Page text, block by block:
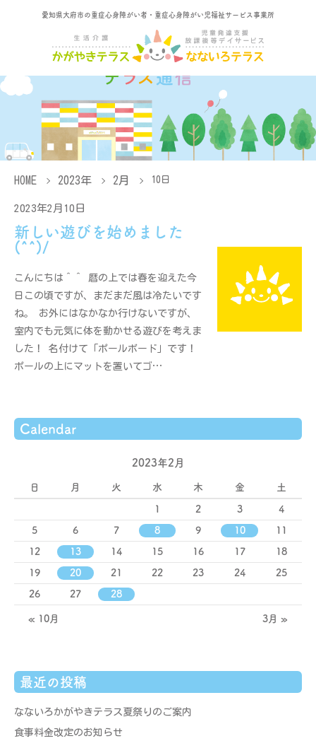
愛知県大府市の重症心身障がい者・重症心身障がい児福祉サービス事業所
HOME 2023年 2月 10日
2023年2月10日
新しい遊びを始めました
(^^)/
こんにちは＾＾ 暦の上では春を迎えた今
日この頃ですが、まだまだ風は冷たいです
ね。 お外にはなかなか行けないですが、
室内でも元気に体を動かせる遊びを考えま
した！ 名付けて「ポールボード」です！
ポールの上にマットを置いてゴ…
Calendar
2023年2月
日 月 火 水 木 金 土
1 2 3 4
5 6 7 8 9 10 11
12 13 14 15 16 17 18
19 20 21 22 23 24 25
26 27 28
« 10月 3月 »
最近の投稿
なないろかがやきテラス夏祭りのご案内
食事料金改定のお知らせ